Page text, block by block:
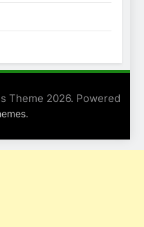
Theme 2026. Powered
.